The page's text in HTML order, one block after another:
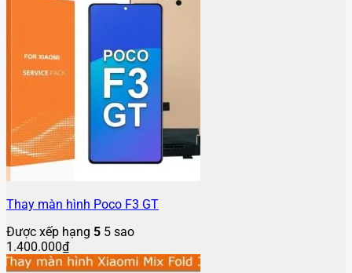
Thay màn hình Poco F3 GT
Được xếp hạng 5 5 sao
1.400.000₫